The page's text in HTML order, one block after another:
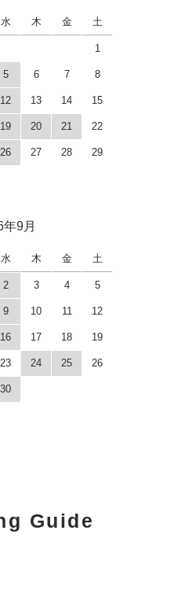
水 木 金 土
1
5 6 7 8
12 13 14 15
19 20 21 22
26 27 28 29
年9月
水 木 金 土
2 3 4 5
9 10 11 12
16 17 18 19
23 24 25 26
30
Guide